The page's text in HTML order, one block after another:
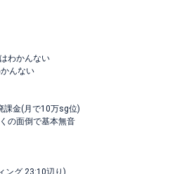
わかんない
んない
課金(月で10万sg位)
の面倒で基本無音
ング 23:10辺り)